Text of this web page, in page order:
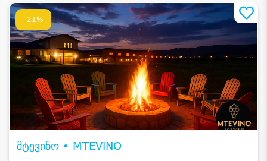
-21%
მტევინო • MTEVINO